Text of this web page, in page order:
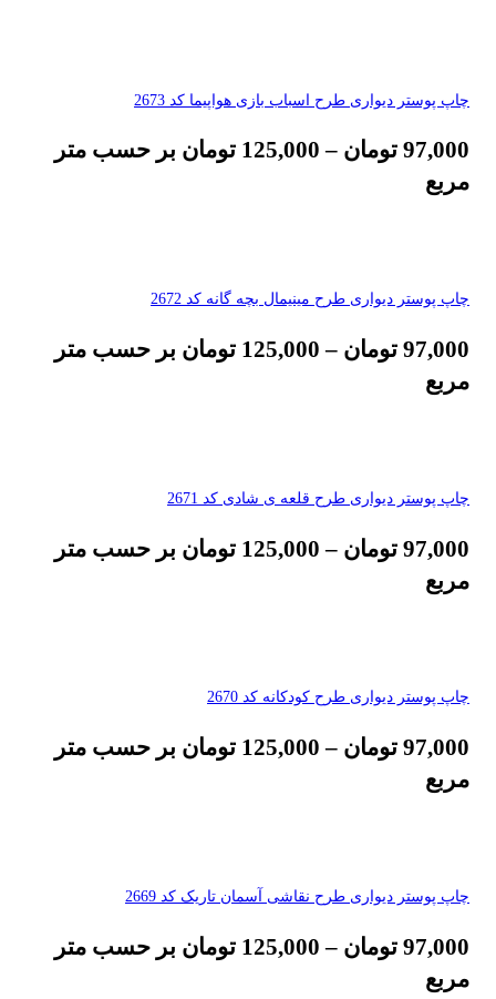
چاپ پوستر دیواری طرح اسباب بازی هواپیما کد 2673
97,000 تومان –
125,000 تومان بر حسب متر
مربع
چاپ پوستر دیواری طرح مینیمال بچه گانه کد 2672
97,000 تومان –
125,000 تومان بر حسب متر
مربع
چاپ پوستر دیواری طرح قلعه ی شادی کد 2671
97,000 تومان –
125,000 تومان بر حسب متر
مربع
چاپ پوستر دیواری طرح کودکانه کد 2670
97,000 تومان –
125,000 تومان بر حسب متر
مربع
چاپ پوستر دیواری طرح نقاشی آسمان تاریک کد 2669
97,000 تومان –
125,000 تومان بر حسب متر
مربع